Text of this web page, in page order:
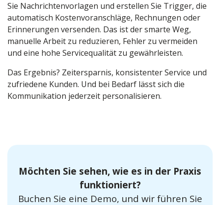
Sie Nachrichtenvorlagen und erstellen Sie Trigger, die
automatisch Kostenvoranschläge, Rechnungen oder
Erinnerungen versenden. Das ist der smarte Weg,
manuelle Arbeit zu reduzieren, Fehler zu vermeiden
und eine hohe Servicequalität zu gewährleisten.
Das Ergebnis? Zeitersparnis, konsistenter Service und
zufriedene Kunden. Und bei Bedarf lässt sich die
Kommunikation jederzeit personalisieren.
Möchten Sie sehen, wie es in der Praxis
funktioniert?
Buchen Sie eine Demo, und wir führen Sie